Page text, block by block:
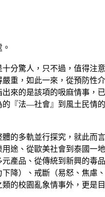
分驚人，只不過，值得
，如此一來，從預防性
來的是該項的吸麻情事，
『法—社會』到風土民
的多軌並行探究，就此而
途、從歐美社會到泰國一
產品、從傳統到新興的毒
降）、戒斷（易怒、焦慮
的校園亂象情事外，更是